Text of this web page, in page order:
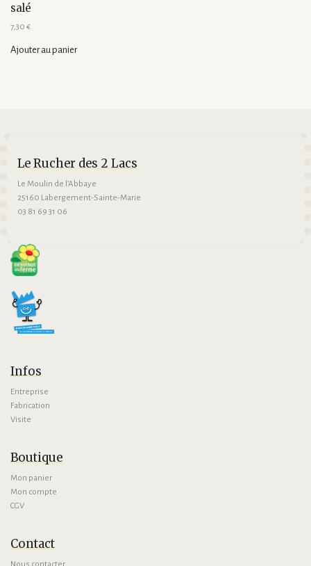
salé
7,30 €
Ajouter au panier
Le Rucher des 2 Lacs
Le Moulin de l’Abbaye
25160 Labergement-Sainte-Marie
03 81 69 31 06
Infos
Entreprise
Fabrication
Visite
Boutique
Mon panier
Mon compte
CGV
Contact